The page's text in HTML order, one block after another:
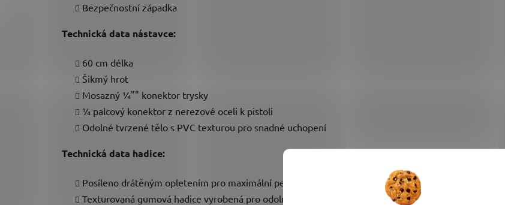
Bezpečnostní západka
Technická data nástavce:
60 cm délka
Šikmý hrot
Mosazný ¼"" konektor trysky
¼ palcový konektor z nerezové oceli k pistoli
Odolné tvrzené tělo s PVC texturou pro snadné uchopení
Technická data hadice:
Posíleno drátěným opletením pro maximální pevnost
Texturovaná gumová hadice vyrobená pro odolnost